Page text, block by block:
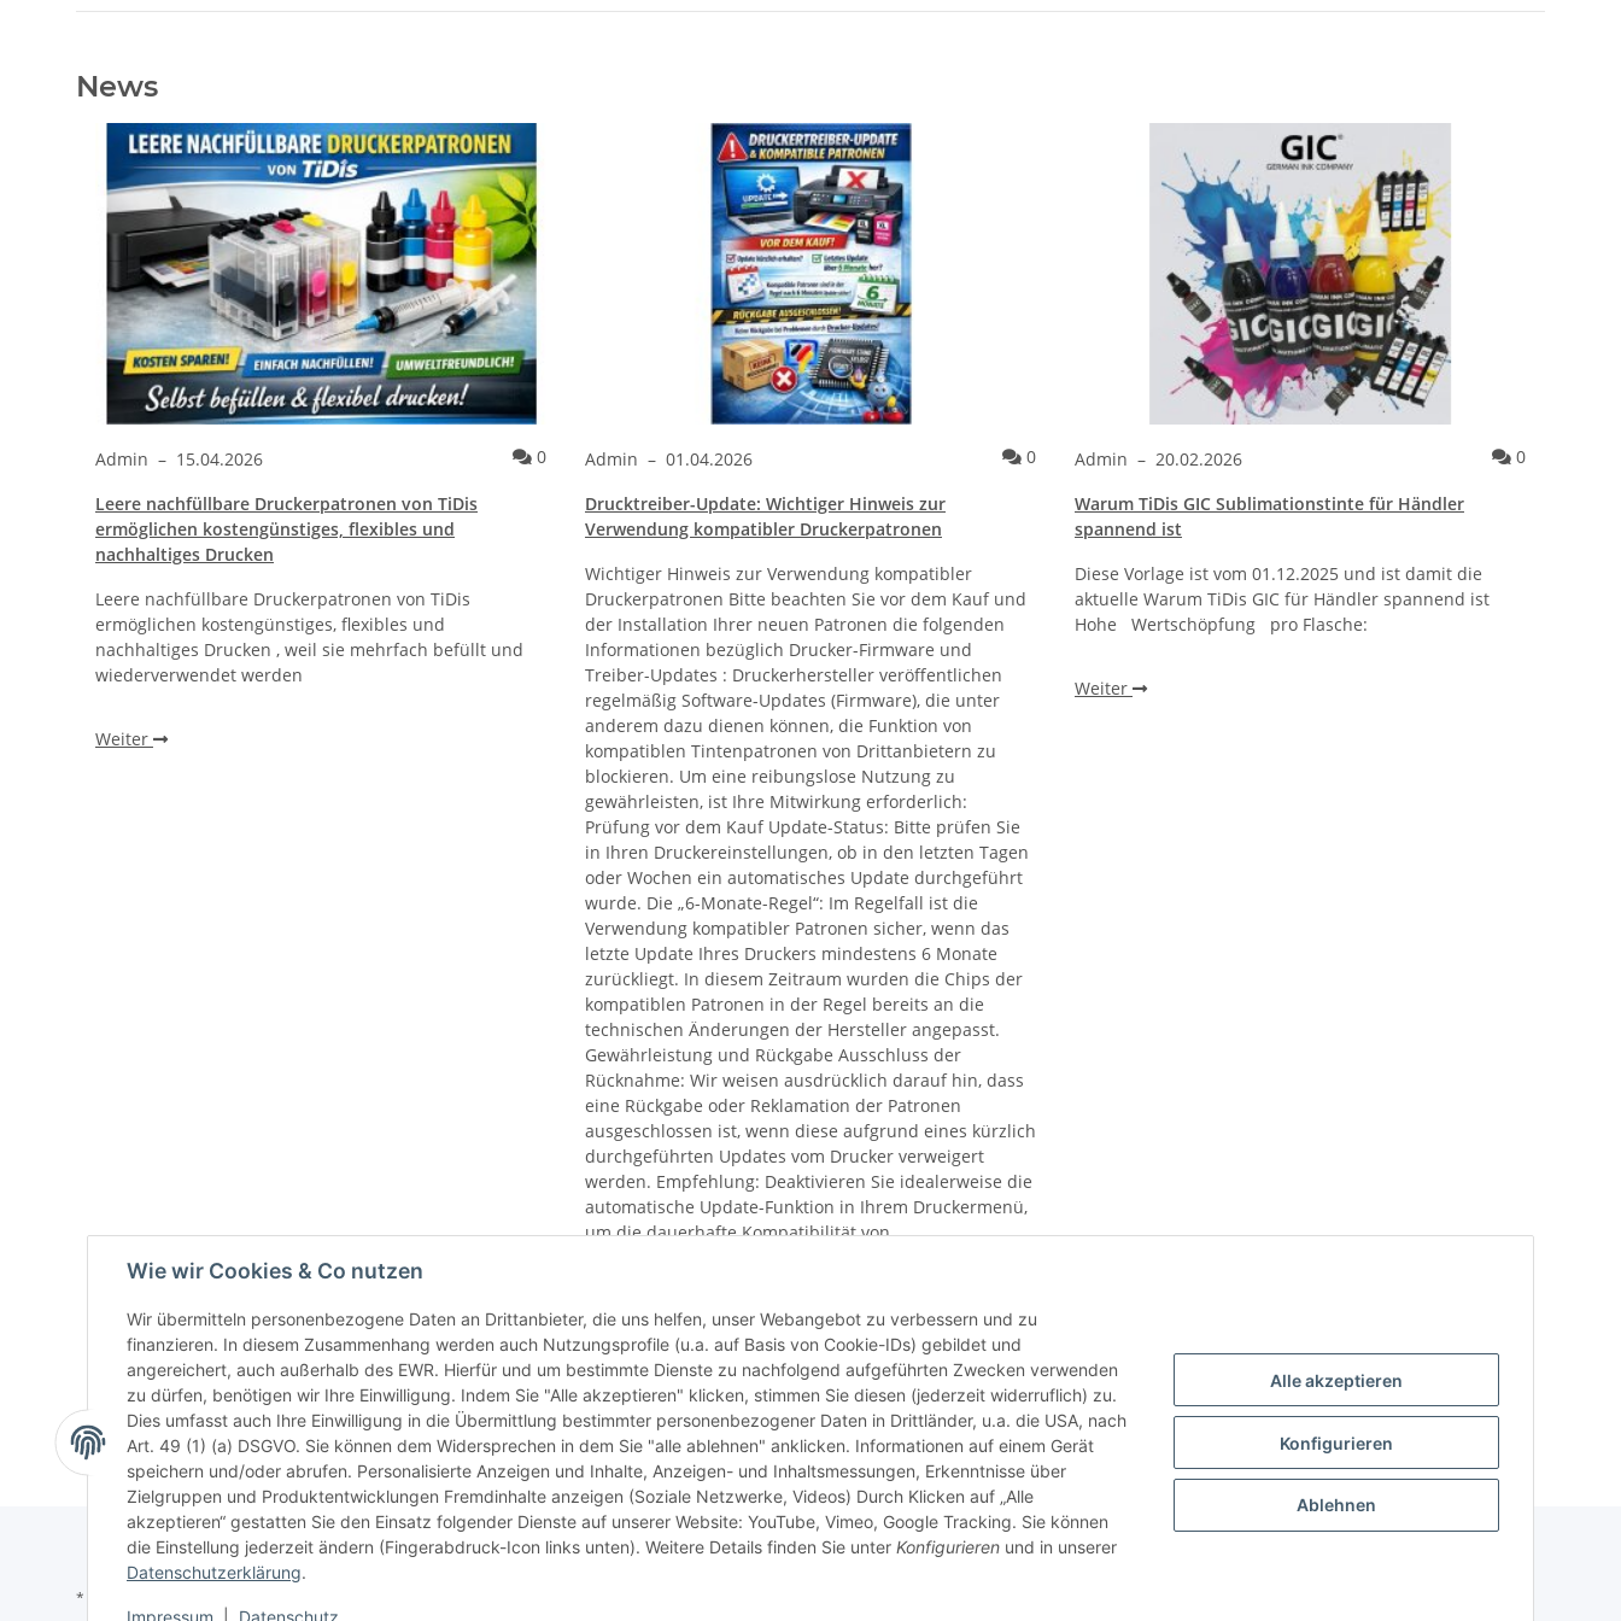
News
Kommentare
Admin – 15.04.2026 Kommentare
0
Leere nachfüllbare Druckerpatronen von TiDis
ermöglichen kostengünstiges, flexibles und
nachhaltiges Drucken
Leere nachfüllbare Druckerpatronen von TiDis
ermöglichen kostengünstiges, flexibles und
nachhaltiges Drucken , weil sie mehrfach befüllt und
wiederverwendet werden
Weiter
Admin – 01.04.2026 Kommentare
0
Drucktreiber-Update: Wichtiger Hinweis zur
Verwendung kompatibler Druckerpatronen
Wichtiger Hinweis zur Verwendung kompatibler
Druckerpatronen Bitte beachten Sie vor dem Kauf und
der Installation Ihrer neuen Patronen die folgenden
Informationen bezüglich Drucker-Firmware und
Treiber-Updates : Druckerhersteller veröffentlichen
regelmäßig Software-Updates (Firmware), die unter
anderem dazu dienen können, die Funktion von
kompatiblen Tintenpatronen von Drittanbietern zu
blockieren. Um eine reibungslose Nutzung zu
gewährleisten, ist Ihre Mitwirkung erforderlich:
Prüfung vor dem Kauf Update-Status: Bitte prüfen Sie
in Ihren Druckereinstellungen, ob in den letzten Tagen
oder Wochen ein automatisches Update durchgeführt
wurde. Die „6-Monate-Regel“: Im Regelfall ist die
Verwendung kompatibler Patronen sicher, wenn das
letzte Update Ihres Druckers mindestens 6 Monate
zurückliegt. In diesem Zeitraum wurden die Chips der
kompatiblen Patronen in der Regel bereits an die
technischen Änderungen der Hersteller angepasst.
Gewährleistung und Rückgabe Ausschluss der
Rücknahme: Wir weisen ausdrücklich darauf hin, dass
eine Rückgabe oder Reklamation der Patronen
ausgeschlossen ist, wenn diese aufgrund eines kürzlich
durchgeführten Updates vom Drucker verweigert
werden. Empfehlung: Deaktivieren Sie idealerweise die
automatische Update-Funktion in Ihrem Druckermenü,
um die dauerhafte Kompatibilität von
geprüft haben und das Risiko einer Blockierung durch
aktuelle Hersteller-Software bekannt ist.
Weiter
Admin – 20.02.2026 Kommentare
0
Warum TiDis GIC Sublimationstinte für Händler
spannend ist
Diese Vorlage ist vom 01.12.2025 und ist damit die
aktuelle Warum TiDis GIC für Händler spannend ist
Hohe Wertschöpfung pro Flasche:
Weiter
* Alle Preise inkl. gesetzlicher USt., zzgl.
Wie wir Cookies & Co nutzen
Wir übermitteln personenbezogene Daten an Drittanbieter, die uns helfen, unser Webangebot zu verbessern und zu
finanzieren. In diesem Zusammenhang werden auch Nutzungsprofile (u.a. auf Basis von Cookie-IDs) gebildet und
angereichert, auch außerhalb des EWR. Hierfür und um bestimmte Dienste zu nachfolgend aufgeführten Zwecken verwenden
zu dürfen, benötigen wir Ihre Einwilligung. Indem Sie "Alle akzeptieren" klicken, stimmen Sie diesen (jederzeit widerruflich) zu.
Dies umfasst auch Ihre Einwilligung in die Übermittlung bestimmter personenbezogener Daten in Drittländer, u.a. die USA, nach
Art. 49 (1) (a) DSGVO. Sie können dem Widersprechen in dem Sie "alle ablehnen" anklicken. Informationen auf einem Gerät
speichern und/oder abrufen. Personalisierte Anzeigen und Inhalte, Anzeigen- und Inhaltsmessungen, Erkenntnisse über
Zielgruppen und Produktentwicklungen Fremdinhalte anzeigen (Soziale Netzwerke, Videos) Durch Klicken auf „Alle
akzeptieren“ gestatten Sie den Einsatz folgender Dienste auf unserer Website: YouTube, Vimeo, Google Tracking. Sie können
die Einstellung jederzeit ändern (Fingerabdruck-Icon links unten). Weitere Details finden Sie unter Konfigurieren und in unserer
Datenschutzerklärung.
Impressum Datenschutz
Alle akzeptieren
Konfigurieren
Ablehnen